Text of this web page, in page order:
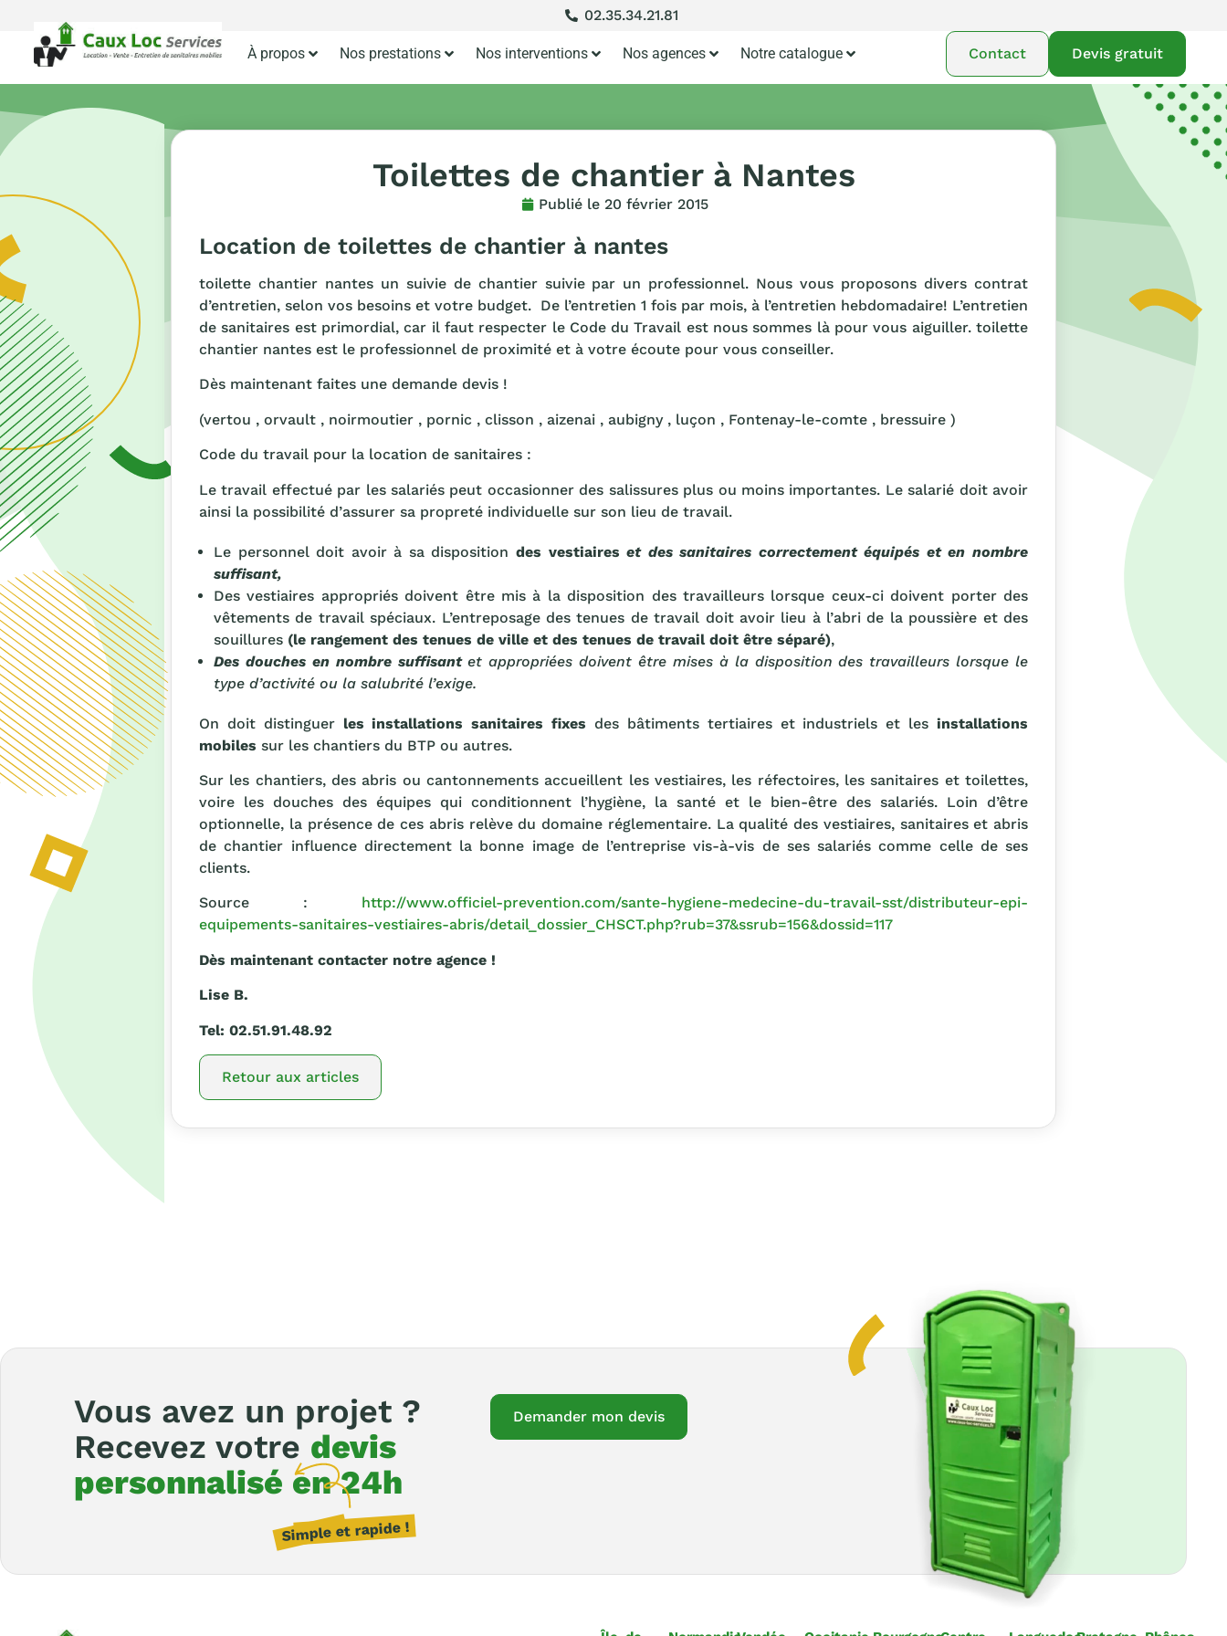
02.35.34.21.81
À propos Nos prestations Nos interventions Nos agences Notre catalogue Contact Devis gratuit
Toilettes de chantier à Nantes
Publié le 20 février 2015
Location de toilettes de chantier à nantes
toilette chantier nantes un suivie de chantier suivie par un professionnel. Nous vous proposons divers contrat
d’entretien, selon vos besoins et votre budget. De l’entretien 1 fois par mois, à l’entretien hebdomadaire! L’entretien
de sanitaires est primordial, car il faut respecter le Code du Travail est nous sommes là pour vous aiguiller. toilette
chantier nantes est le professionnel de proximité et à votre écoute pour vous conseiller.
Dès maintenant faites une demande devis !
(vertou , orvault , noirmoutier , pornic , clisson , aizenai , aubigny , luçon , Fontenay-le-comte , bressuire )
Code du travail pour la location de sanitaires :
Le travail effectué par les salariés peut occasionner des salissures plus ou moins importantes. Le salarié doit avoir
ainsi la possibilité d’assurer sa propreté individuelle sur son lieu de travail.
Le personnel doit avoir à sa disposition des vestiaireset des sanitaires correctement équipés et en nombre
suffisant,
Des vestiaires appropriés doivent être mis à la disposition des travailleurs lorsque ceux-ci doivent porter des
vêtements de travail spéciaux. L’entreposage des tenues de travail doit avoir lieu à l’abri de la poussière et des
souillures (le rangement des tenues de ville et des tenues de travail doit être séparé),
Des douches en nombre suffisantet appropriées doivent être mises à la disposition des travailleurs lorsque le
type d’activité ou la salubrité l’exige.
On doit distinguer les installations sanitaires fixes des bâtiments tertiaires et industriels et lesinstallations
mobiles sur les chantiers du BTP ou autres.
Sur les chantiers, des abris ou cantonnements accueillent les vestiaires, les réfectoires, les sanitaires et toilettes,
voire les douches des équipes qui conditionnent l’hygiène, la santé et le bien-être des salariés. Loin d’être
optionnelle, la présence de ces abris relève du domaine réglementaire. La qualité des vestiaires, sanitaires et abris
de chantier influence directement la bonne image de l’entreprise vis-à-vis de ses salariés comme celle de ses
clients.
Source : http://www.officiel-prevention.com/sante-hygiene-medecine-du-travail-sst/distributeur-epi-
equipements-sanitaires-vestiaires-abris/detail_dossier_CHSCT.php?rub=37&ssrub=156&dossid=117
Dès maintenant contacter notre agence !
Lise B.
Tel: 02.51.91.48.92
Retour aux articles
Vous avez un projet ?
Recevez votre devis
personnalisé en 24h
Demander mon devis